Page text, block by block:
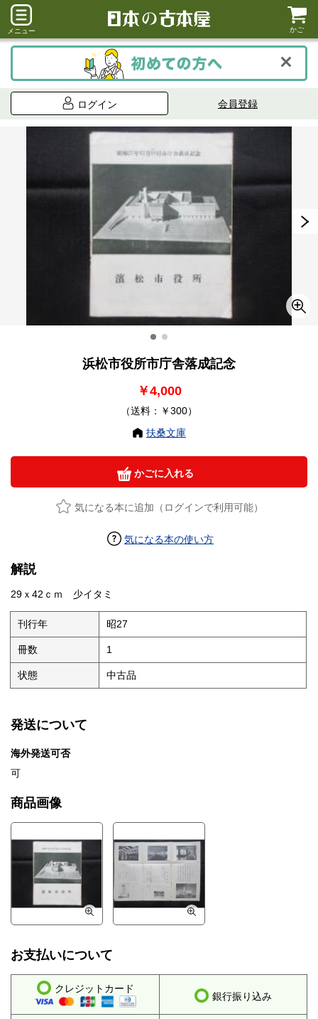
メニュー かご
ログイン 会員登録
浜松市役所市庁舎落成記念
￥4,000
（送料：￥300）
扶桑文庫
かごに入れる
気になる本に追加（ログインで利用可能）
気になる本の使い方
解説
29ｘ42ｃｍ 少イタミ
刊行年 昭27
冊数 1
状態 中古品
発送について
海外発送可否
可
商品画像
お支払いについて
クレジットカード
銀行振り込み